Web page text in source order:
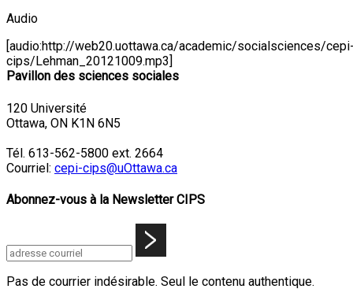
Audio
[audio:http://web20.uottawa.ca/academic/socialsciences/
cips/Lehman_20121009.mp3]
Pavillon des sciences sociales
120 Université
Ottawa, ON K1N 6N5
Tél. 613-562-5800 ext. 2664
Courriel: cepi-cips@uOttawa.ca
Abonnez-vous à la Newsletter CIPS
Pas de courrier indésirable. Seul le contenu authentique.